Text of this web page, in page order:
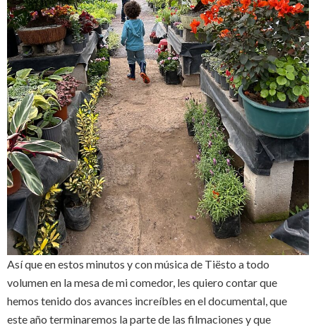
Así que en estos minutos y con música de Tiësto a todo
volumen en la mesa de mi comedor, les quiero contar que
hemos tenido dos avances increíbles en el documental, que
este año terminaremos la parte de las filmaciones y que